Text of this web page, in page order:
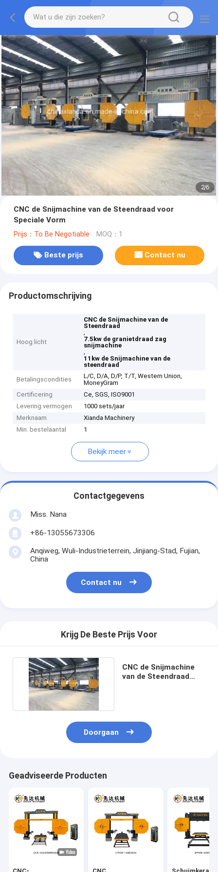
2/6
CNC de Snijmachine van de Steendraad voor
Speciale Vorm
Prijs：To Be Negotiable MOQ：1
Beste prijs Contact nu
Productomschrijving
Hoog licht
CNC de Snijmachine van de
Steendraad
,
7.5kw de granietdraad zag
snijmachine
,
11kw de Snijmachine van de
steendraad
Betalingscondities
L/C, D/A, D/P, T/T, Western Union,
MoneyGram
Certificering
Ce, SGS, ISO9001
Levering vermogen
1000 sets/jaar
Merknaam
Xianda Machinery
Min. bestelaantal
1
Bekijk meer
Contactgegevens
Miss. Nana
+86-13055673306
Anqiweg, Wuli-Industrieterrein, Jinjiang-Stad, Fujian,
China
Contact nu
Krijg De Beste Prijs Voor
CNC de Snijmachine
van de Steendraad
Doorgaan
Geadviseerde Producten